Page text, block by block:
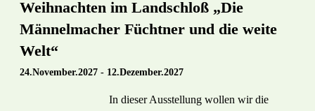
Weihnachten im Landschloß „Die
Männelmacher Füchtner und die weite
Welt“
24.November.2027 - 12.Dezember.2027
In dieser Ausstellung wollen wir die